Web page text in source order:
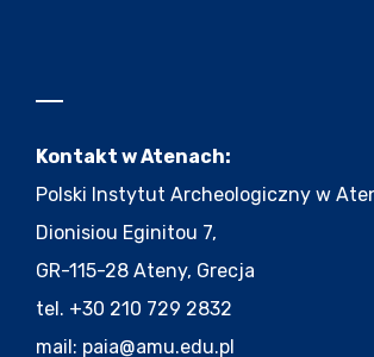
Kontakt w Atenach:
Polski Instytut Archeologiczny w
Dionisiou Eginitou 7,
GR-115-28 Ateny, Grecja
tel. +30 210 729 2832
mail: paia@amu.edu.pl